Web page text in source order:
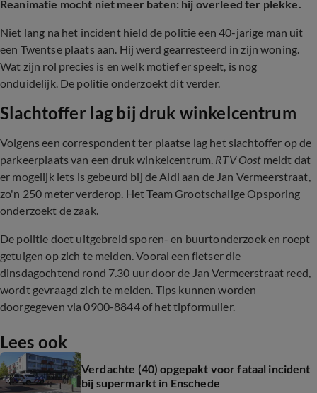
Reanimatie mocht niet meer baten: hij overleed ter plekke.
Niet lang na het incident hield de politie een 40-jarige man uit
een Twentse plaats aan. Hij werd gearresteerd in zijn woning.
Wat zijn rol precies is en welk motief er speelt, is nog
onduidelijk. De politie onderzoekt dit verder.
Slachtoffer lag bij druk winkelcentrum
Volgens een correspondent ter plaatse lag het slachtoffer op de
parkeerplaats van een druk winkelcentrum. RTV Oostmeldt dat
er mogelijk iets is gebeurd bij de Aldi aan de Jan Vermeerstraat,
zo'n 250 meter verderop. Het Team Grootschalige Opsporing
onderzoekt de zaak.
De politie doet uitgebreid sporen- en buurtonderzoek en roept
getuigen op zich te melden. Vooral een fietser die
dinsdagochtend rond 7.30 uur door de Jan Vermeerstraat reed,
wordt gevraagd zich te melden. Tips kunnen worden
doorgegeven via 0900-8844 of het tipformulier.
Lees ook
Verdachte (40) opgepakt voor fataal incident
bij supermarkt in Enschede